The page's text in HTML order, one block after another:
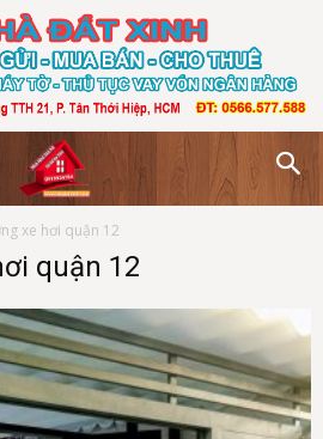
xe hơi quận 12
quận 12